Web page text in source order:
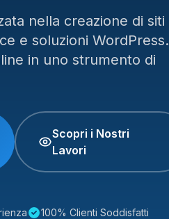
nella creazione di siti
e soluzioni WordPress.
in uno strumento di
Scopri i Nostri
Lavori
100% Clienti Soddisfatti